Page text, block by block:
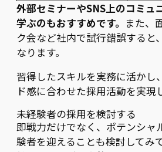
外部セミナーやSNS上のコミュ
学ぶのもおすすめです。 また、
ク会など社内で試行錯誤すると
なります。
習得したスキルを実務に活かし
ド感に合わせた採用活動を実現
未経験者の採用を検討する
即戦力だけでなく、ポテンシャ
験者を迎えることも検討してみ